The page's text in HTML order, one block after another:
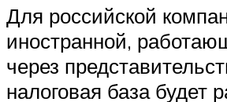
Для российской
иностранной,
через
налоговая база будет